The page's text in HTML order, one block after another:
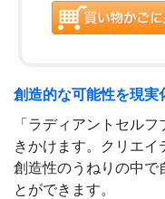
創造的な可能性を現実
「ラディアントセル
きかけます。クリエ
創造性のうねりの中で
とができます。